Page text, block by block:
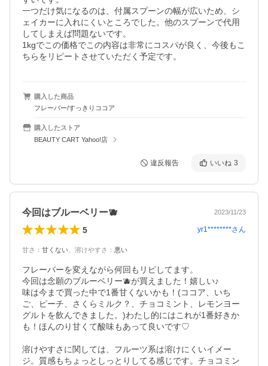
一つだけ気になるのは、付属スプーンの幅が広いため、シ
ェイカーに入れにくいところでした。他のスプーンで代用
してしまえば問題ないです。
1kgでこの価格でこの内容は非常にコスパが良く、今後もこ
ちらをリピートさせていただく予定です。
購入した商品
フレーバー/すっきりココア
購入したストア
BEAUTY CART Yahoo!店
違反報告 いいね 3
今回はブルーベリー🫐 2023/11/23
5 yr1********さん
甘さ ： 甘くない 溶けやすさ ： 悪い
フレーバーを変えながら何回もリピしてます。
今回は念願のブルーベリー🫐が買えました！嬉しい♪
味は今まで買った中で1番甘くないかも！(ココア、いち
ご、ピーチ、さくらミルク？、チョコミント、レモンヨー
グルトを飲んできました。)わたし的にはこれが1番好きか
も！ほんのり甘くて酸味もあって良いです♡
溶けやすさに関しては、フルーツ系は溶けにくいイメー
ジ。質感もちょっとしっとりしてる感じです。チョコミン